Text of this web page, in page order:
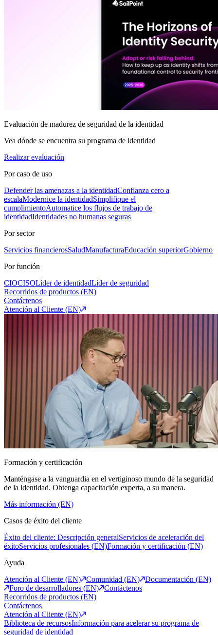
Evaluación de madurez de seguridad de la identidad
Vea dónde se encuentra su programa de identidad
Realizar evaluación
Por caso de uso
Defender las amenazas a la identidadConfianza cero a
escalaModernice la identidadSimplifique el
cumplimientoAutomatice los flujos de trabajo de
identidadIdentidades no humanas seguras
Por sector
Servicios financierosSaludManufacturaEducación superiorGobierno
Por función
CIOCISOLíder de identidadLíder de seguridad
Recorridos de productos (EN)
Contáctenos
Atención al Cliente (EN)
Formación y certificación
Manténgase a la vanguardia en el vertiginoso mundo de la seguridad
de la identidad. Obtenga capacitación experta, a su manera.
Más información (EN)
Casos de éxito del cliente
Éxito del cliente: Descripción generalServicios de aceleración del
éxitoServicios profesionales (EN)Formación y certificación (EN)
Ayuda
Atención al Cliente (EN)
Comunidad (EN)
Documentación (EN)
Foro de desarrolladores (EN)
Contáctenos
Recorridos de productos (EN)
Contáctenos
Atención al Cliente (EN)
Biblioteca de recursosInformación para acelerar su programa de
seguridad de identidad